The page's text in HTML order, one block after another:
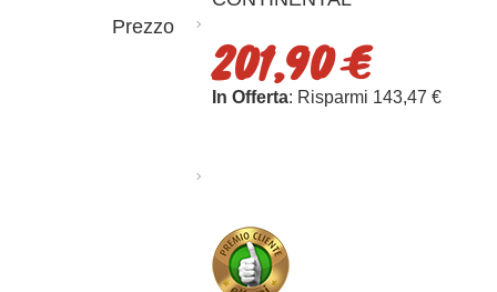
Prezzo
201,90 €
In Offerta: Risparmi 143,47 €